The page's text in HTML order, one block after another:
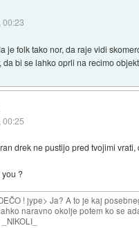
00:23
je folk tako nor, da raje vidi
bi se lahko oprli na recimo
00:25
drek ne pustijo pred tvojimi
?
! jype> Ja? A to je kaj
naravno okolje potem ko se